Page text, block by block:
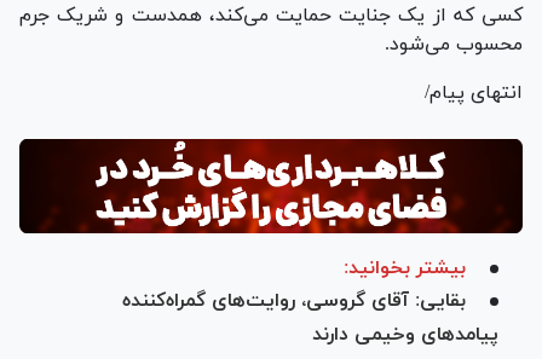
کسی که از یک جنایت حمایت می‌کند، همدست و شریک جرم
محسوب می‌شود.
انتهای پیام/
بیشتر بخوانید:
بقایی: آقای گروسی، روایت‌های گمراه‌کننده
پیامد‌های وخیمی دارند